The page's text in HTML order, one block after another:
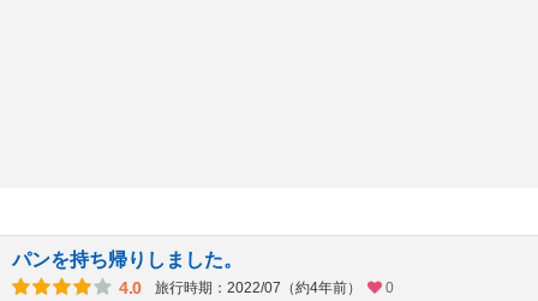
パンを持ち帰りしました。
4.0 旅行時期：2022/07（約4年前）
0